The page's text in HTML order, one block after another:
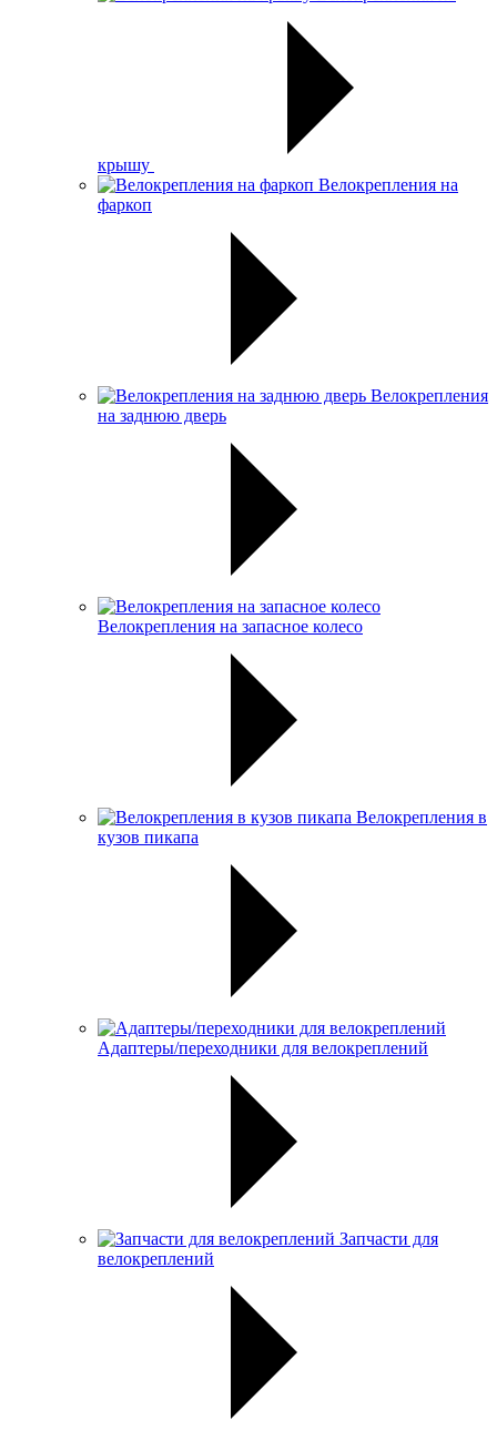
крышу
Велокрепления на
фаркоп
Велокрепления
на заднюю дверь
Велокрепления на запасное колесо
Велокрепления в
кузов пикапа
Адаптеры/переходники для велокреплений
Запчасти для
велокреплений